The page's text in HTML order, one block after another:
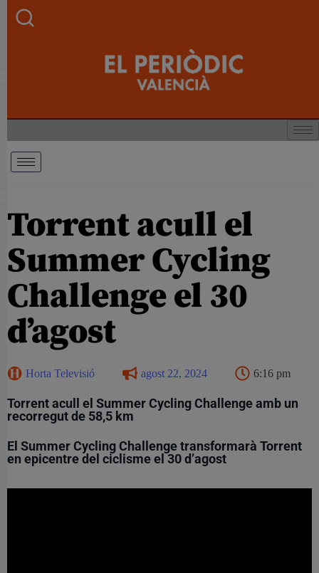
Torrent acull el
Summer Cycling
Challenge el 30
d’agost
Horta Televisió agost 22, 2024 6:16 pm
Torrent acull el Summer Cycling Challenge amb un
recorregut de 58,5 km
El Summer Cycling Challenge transformarà Torrent
en epicentre del ciclisme el 30 d’agost